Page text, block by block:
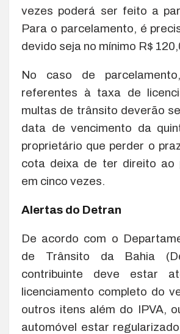
vezes poderá ser feito a
Para o parcelamento, é
devido seja no mínimo R$
No caso de
referentes à taxa de
multas de trânsito deverão
data de vencimento da
proprietário que perder o
cota deixa de ter direito ao
em cinco vezes.
Alertas do Detran
De acordo com o
de Trânsito da Bahia
contribuinte deve estar
licenciamento completo do
outros itens além do IPVA,
automóvel estar